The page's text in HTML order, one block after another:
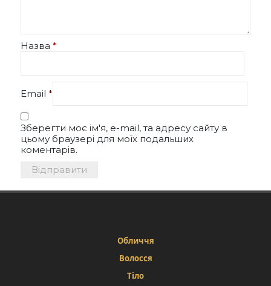
Назва *
Email *
Зберегти моє ім'я, e-mail, та адресу сайту в
цьому браузері для моїх подальших
коментарів.
Обличчя
Волосся
Тіло